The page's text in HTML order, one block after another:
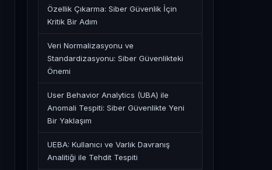
Özellik Çıkarma: Siber Güvenlik İçin
Kritik Bir Adım
Veri Normalizasyonu ve
Standardizasyonu: Siber Güvenlikteki
Önemi
User Behavior Analytics (UBA) ile
Anomali Tespiti: Siber Güvenlikte Yeni
Bir Yaklaşım
UEBA: Kullanıcı ve Varlık Davranış
Analitiği ile Tehdit Tespiti